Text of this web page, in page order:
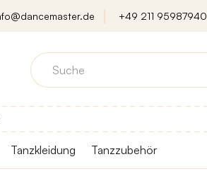
+49 211 95987940
Tanzkleidung Tanzzubehör